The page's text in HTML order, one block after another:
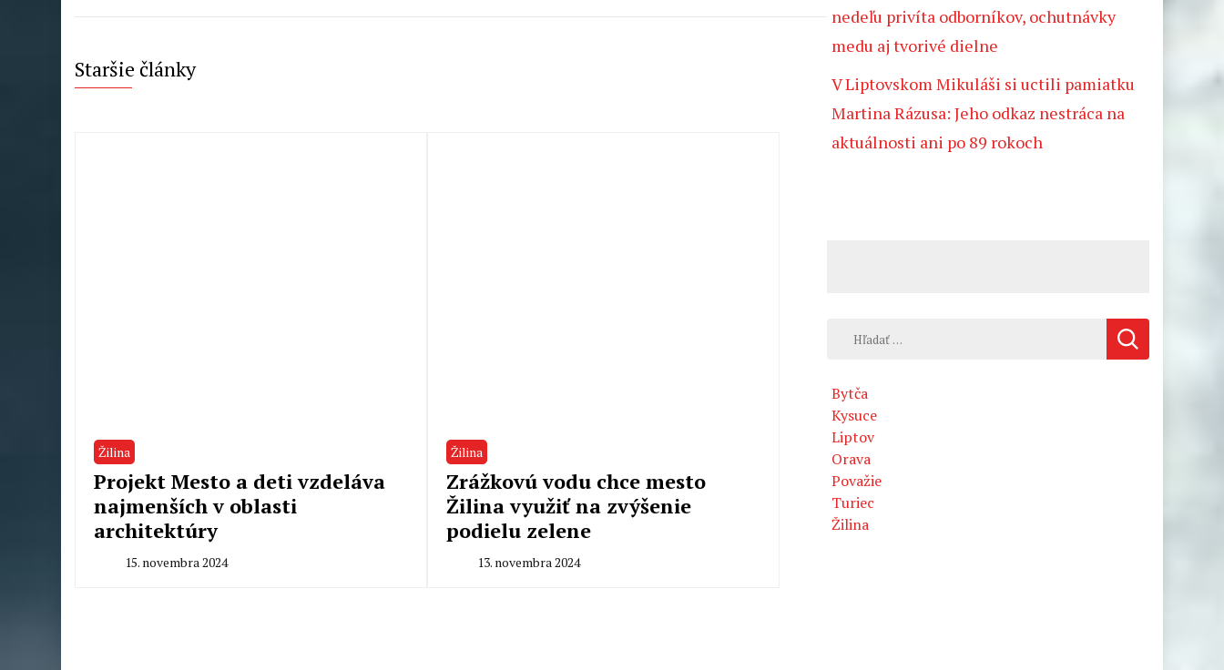
Staršie články
Žilina
Projekt Mesto a deti vzdeláva
najmenších v oblasti
architektúry
15. novembra 2024
Žilina
Zrážkovú vodu chce mesto
Žilina využiť na zvýšenie
podielu zelene
13. novembra 2024
nedeľu privíta odborníkov, ochutnávky
medu aj tvorivé dielne
V Liptovskom Mikuláši si uctili pamiatku
Martina Rázusa: Jeho odkaz nestráca na
aktuálnosti ani po 89 rokoch
Hľadať:
Bytča
Kysuce
Liptov
Orava
Považie
Turiec
Žilina